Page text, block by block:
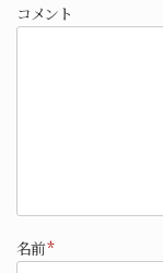
コメント
名前*